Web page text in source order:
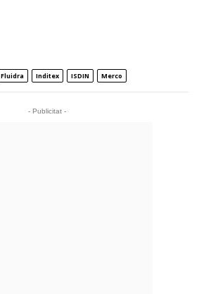
Fluidra Inditex ISDIN Merco
- Publicitat -